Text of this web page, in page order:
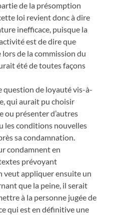
de la présomption
loi revient donc à dire
inefficace, puisque la
est de dire que
de la commission du
été de toutes façons
question de loyauté vis-à-
qui aurait pu choisir
ou présenter d’autres
les conditions nouvelles
sa condamnation.
condamnent en
prévoyant
veut appliquer ensuite un
que la peine, il serait
à la personne jugée de
qui est en définitive une